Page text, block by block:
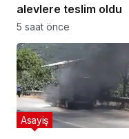
alevlere teslim oldu
5 saat önce
Asayiş